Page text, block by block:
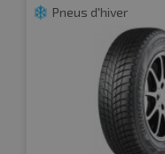
Pneus d'hiver